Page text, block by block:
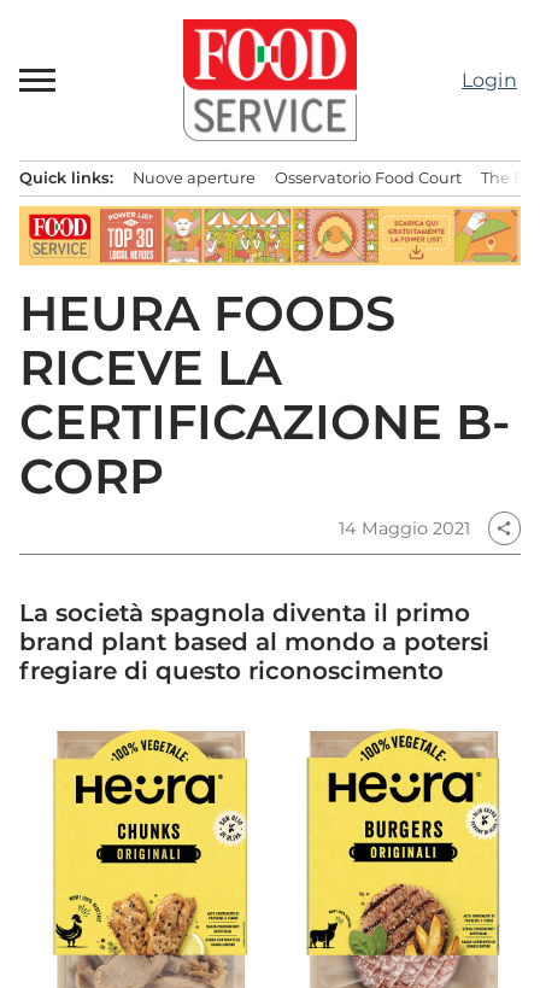
contenuto
Login
principale
Quick links: Nuove aperture Osservatorio Food Court The
HEURA FOODS
RICEVE LA
CERTIFICAZIONE B-
CORP
14 Maggio 2021 share
La società spagnola diventa il primo
brand plant based al mondo a potersi
fregiare di questo riconoscimento